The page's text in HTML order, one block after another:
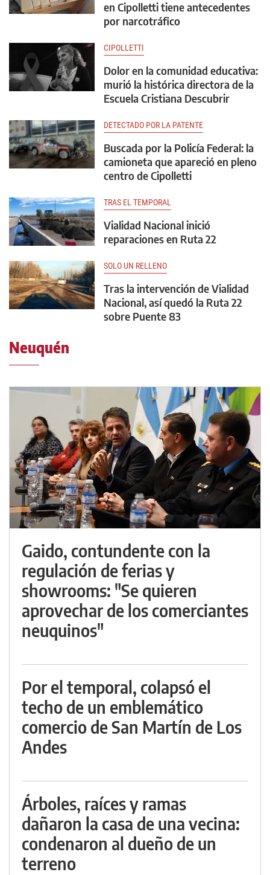
en Cipolletti tiene antecedentes
por narcotráfico
CIPOLLETTI
Dolor en la comunidad educativa:
murió la histórica directora de la
Escuela Cristiana Descubrir
DETECTADO POR LA PATENTE
Buscada por la Policía Federal: la
camioneta que apareció en pleno
centro de Cipolletti
TRAS EL TEMPORAL
Vialidad Nacional inició
reparaciones en Ruta 22
SOLO UN RELLENO
Tras la intervención de Vialidad
Nacional, así quedó la Ruta 22
sobre Puente 83
Neuquén
Gaido, contundente con la
regulación de ferias y
showrooms: "Se quieren
aprovechar de los comerciantes
neuquinos"
Por el temporal, colapsó el
techo de un emblemático
comercio de San Martín de Los
Andes
Árboles, raíces y ramas
dañaron la casa de una vecina:
condenaron al dueño de un
terreno